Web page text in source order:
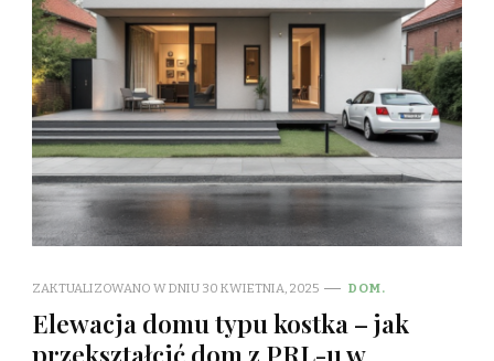
ZAKTUALIZOWANO W DNIU 30 KWIETNIA, 2025 DOM.
Elewacja domu typu kostka – jak
przekształcić dom z PRL-u w